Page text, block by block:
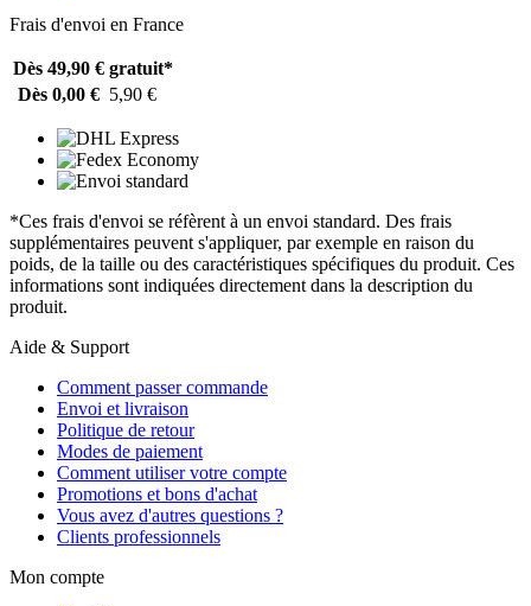
Frais d'envoi en France
Dès 49,90 € gratuit*
Dès 0,00 € 5,90 €
*Ces frais d'envoi se réfèrent à un envoi standard. Des frais
supplémentaires peuvent s'appliquer, par exemple en raison du
poids, de la taille ou des caractéristiques spécifiques du produit. Ces
informations sont indiquées directement dans la description du
produit.
Aide & Support
Comment passer commande
Envoi et livraison
Politique de retour
Modes de paiement
Comment utiliser votre compte
Promotions et bons d'achat
Vous avez d'autres questions ?
Clients professionnels
Mon compte